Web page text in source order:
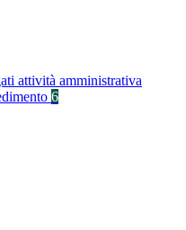
attività amministrativa
6